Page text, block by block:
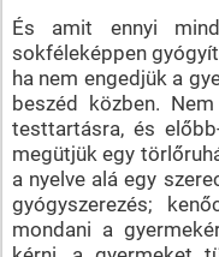
És amit ennyi
sokféleképpen
ha nem engedjük a
beszéd közben.
testtartásra, és
megütjük egy
a nyelve alá egy
gyógyszerezés;
mondani a